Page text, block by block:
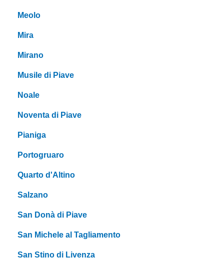
Meolo
Mira
Mirano
Musile di Piave
Noale
Noventa di Piave
Pianiga
Portogruaro
Quarto d'Altino
Salzano
San Donà di Piave
San Michele al Tagliamento
San Stino di Livenza